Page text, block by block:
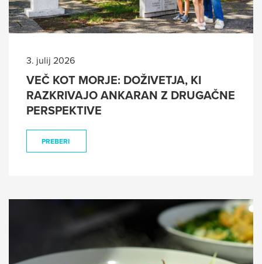
3. julij 2026
VEČ KOT MORJE: DOŽIVETJA, KI
RAZKRIVAJO ANKARAN Z DRUGAČNE
PERSPEKTIVE
PREBERI